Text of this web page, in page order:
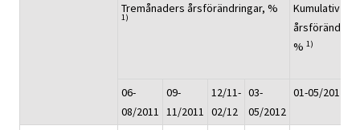
Tremånaders årsförändringar, %
1)
Kumulativ
% 1)
06-
08/2011
09-
11/2011
12/11-
02/12
03-
05/2012
01-05/2012